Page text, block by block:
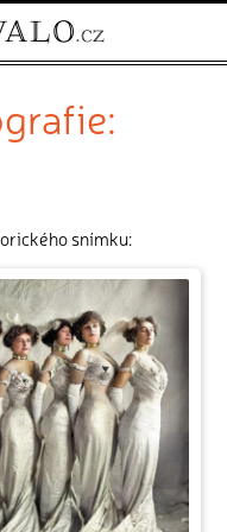
snímku: